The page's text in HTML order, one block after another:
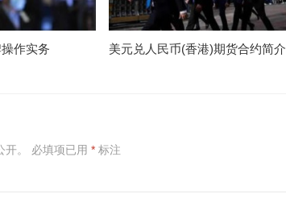
作实务 美元兑人民币(香港)期货合约简介
。 必填项已用 *标注